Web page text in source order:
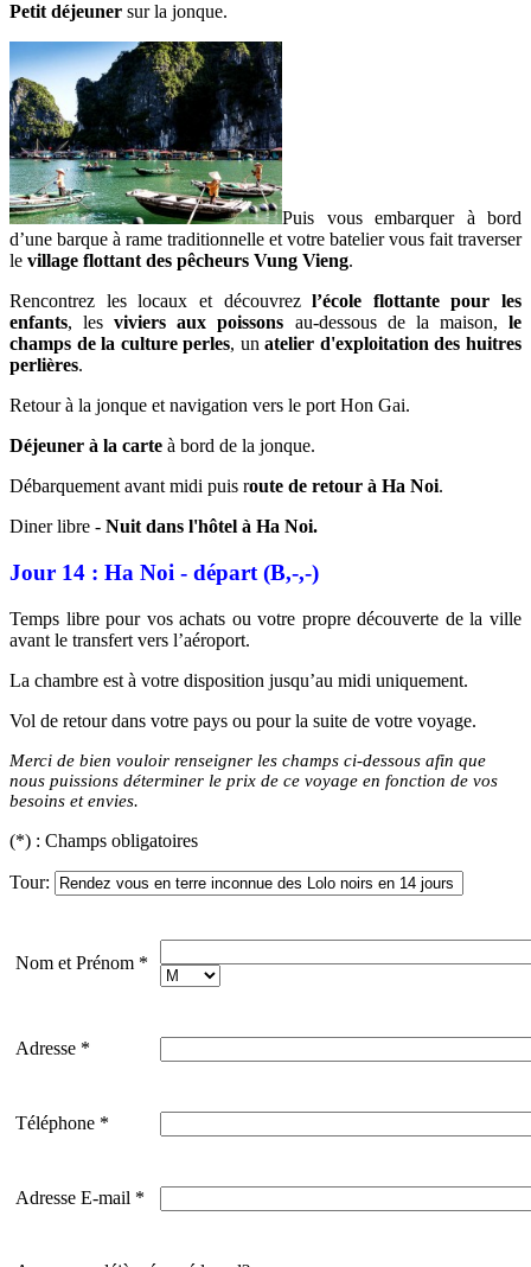
Petit déjeuner sur la jonque.
Puis vous embarquer à bord
d’une barque à rame traditionnelle et votre batelier vous fait traverser
le village flottant des pêcheurs Vung Vieng.
Rencontrez les locaux et découvrezl’école flottante pour les
enfants, lesviviers aux poissons au-dessous de la maison,le
champs de la culture perles, unatelier d'exploitation des huitres
perlières.
Retour à la jonque et navigation vers le port Hon Gai.
Déjeuner à la carte à bord de la jonque.
Débarquement avant midi puis route de retour à Ha Noi.
Diner libre - Nuit dans l'hôtel à Ha Noi.
Jour 14 : Ha Noi - départ (B,-,-)
Temps libre pour vos achats ou votre propre découverte de la ville
avant le transfert vers l’aéroport.
La chambre est à votre disposition jusqu’au midi uniquement.
Vol de retour dans votre pays ou pour la suite de votre voyage.
Merci de bien vouloir renseigner les champs ci-dessous afin que
nous puissions déterminer le prix de ce voyage en fonction de vos
besoins et envies.
(*) : Champs obligatoires
Tour:
Nom et Prénom *
Adresse *
Téléphone *
Adresse E-mail *